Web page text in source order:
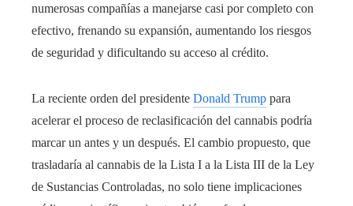
numerosas compañías a manejarse casi por completo con
efectivo, frenando su expansión, aumentando los riesgos
de seguridad y dificultando su acceso al crédito.
La reciente orden del presidente Donald Trump para
acelerar el proceso de reclasificación del cannabis podría
marcar un antes y un después. El cambio propuesto, que
trasladaría al cannabis de la Lista I a la Lista III de la Ley
de Sustancias Controladas, no solo tiene implicaciones